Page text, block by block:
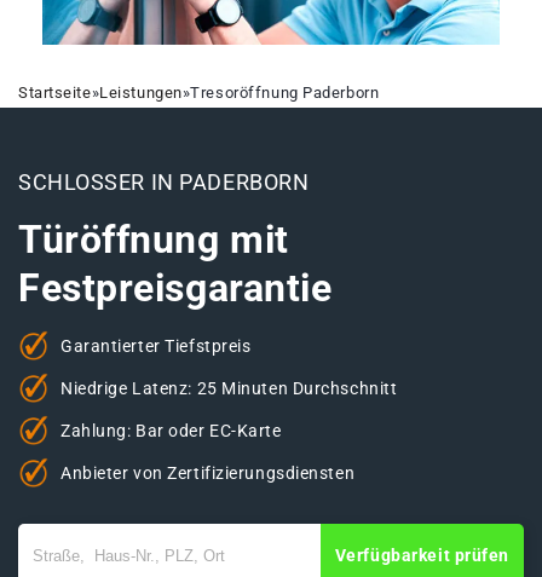
Startseite»Leistungen»Tresoröffnung Paderborn
SCHLOSSER IN PADERBORN
Türöffnung mit
Festpreisgarantie
Garantierter Tiefstpreis
Niedrige Latenz: 25 Minuten Durchschnitt
Zahlung: Bar oder EC-Karte
Anbieter von Zertifizierungsdiensten
Verfügbarkeit prüfen